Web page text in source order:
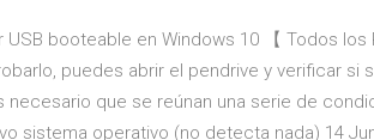
USB booteable en Windows 10 【 Todos
puedes abrir el pendrive y verificar
necesario que se reúnan una serie de
sistema operativo (no detecta nada) 14